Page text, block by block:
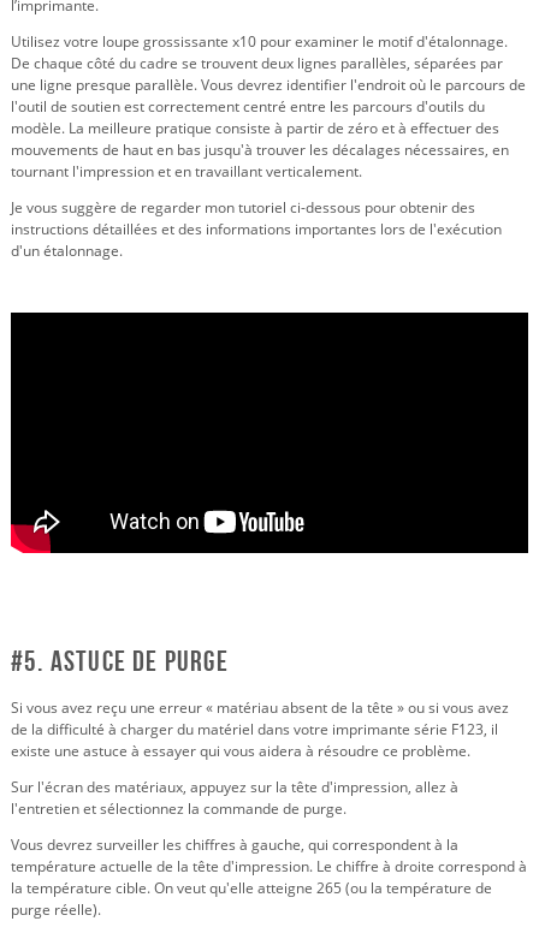
l’imprimante.
Utilisez votre loupe grossissante x10 pour examiner le motif d'étalonnage.
De chaque côté du cadre se trouvent deux lignes parallèles, séparées par
une ligne presque parallèle. Vous devrez identifier l'endroit où le parcours de
l'outil de soutien est correctement centré entre les parcours d'outils du
modèle. La meilleure pratique consiste à partir de zéro et à effectuer des
mouvements de haut en bas jusqu'à trouver les décalages nécessaires, en
tournant l'impression et en travaillant verticalement.
Je vous suggère de regarder mon tutoriel ci-dessous pour obtenir des
instructions détaillées et des informations importantes lors de l'exécution
d'un étalonnage.
#5. Astuce de purge
Si vous avez reçu une erreur « matériau absent de la tête » ou si vous avez
de la difficulté à charger du matériel dans votre imprimante série F123, il
existe une astuce à essayer qui vous aidera à résoudre ce problème.
Sur l'écran des matériaux, appuyez sur la tête d'impression, allez à
l'entretien et sélectionnez la commande de purge.
Vous devrez surveiller les chiffres à gauche, qui correspondent à la
température actuelle de la tête d'impression. Le chiffre à droite correspond à
la température cible. On veut qu'elle atteigne 265 (ou la température de
purge réelle).